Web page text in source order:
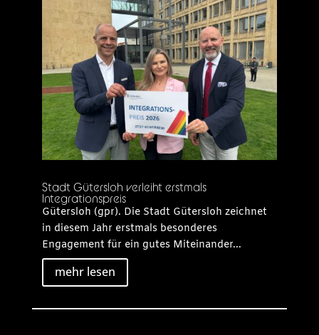
Stadt Gütersloh verleiht erstmals
Integrationspreis
Gütersloh (gpr). Die Stadt Gütersloh zeichnet
in diesem Jahr erstmals besonderes
Engagement für ein gutes Miteinander...
mehr lesen